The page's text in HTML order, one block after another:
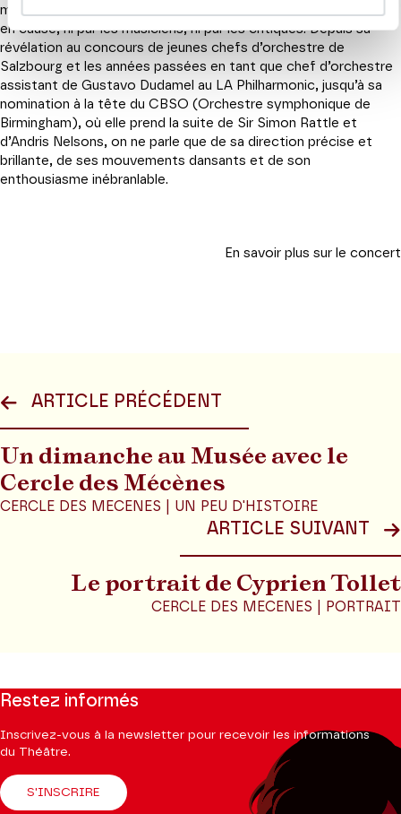
même pas un facteur ! Jamais sa compétence n’a été remise
en cause, ni par les musiciens, ni par les critiques. Depuis sa
révélation au concours de jeunes chefs d’orchestre de
Salzbourg et les années passées en tant que chef d’orchestre
assistant de Gustavo Dudamel au LA Philharmonic, jusqu’à sa
nomination à la tête du CBSO (Orchestre symphonique de
Birmingham), où elle prend la suite de Sir Simon Rattle et
d’Andris Nelsons, on ne parle que de sa direction précise et
brillante, de ses mouvements dansants et de son
enthousiasme inébranlable.
En savoir plus sur le concert
ARTICLE PRÉCÉDENT
Un dimanche au Musée avec le
Cercle des Mécènes
CERCLE DES MECENES | UN PEU D'HISTOIRE
ARTICLE SUIVANT
Le portrait de Cyprien Tollet
CERCLE DES MECENES | PORTRAIT
Restez informés
Inscrivez-vous à la newsletter pour recevoir les informations
du Théâtre.
S'INSCRIRE